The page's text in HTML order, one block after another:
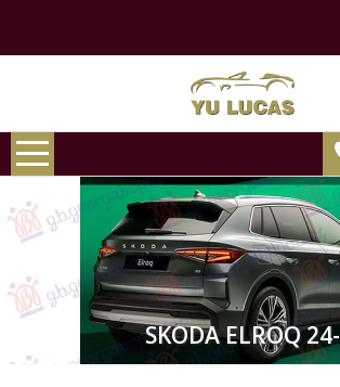
SKODA ELROQ 24-